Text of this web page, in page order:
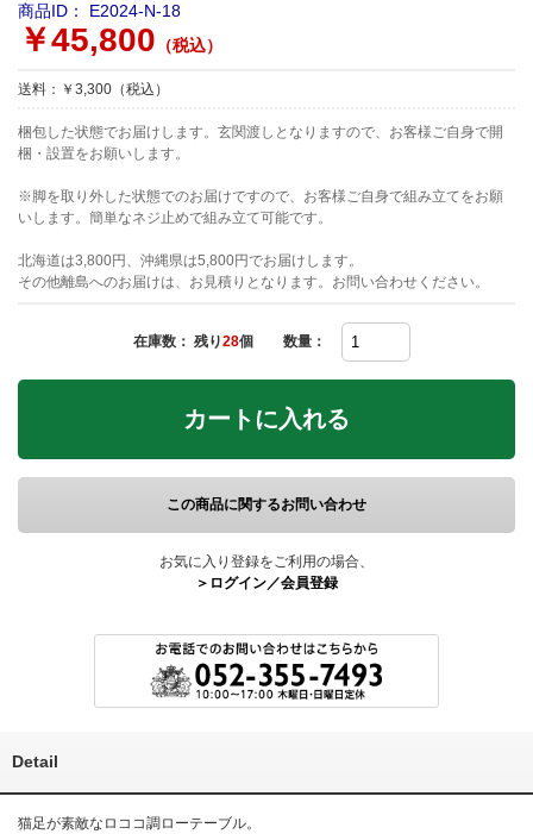
商品ID： E2024-N-18
￥45,800 （税込）
送料：￥3,300（税込）
梱包した状態でお届けします。玄関渡しとなりますので、お客様ご自身で開
梱・設置をお願いします。
※脚を取り外した状態でのお届けですので、お客様ご自身で組み立てをお願
いします。簡単なネジ止めで組み立て可能です。
北海道は3,800円、沖縄県は5,800円でお届けします。
その他離島へのお届けは、お見積りとなります。お問い合わせください。
在庫数： 残り28個 数量：
カートに入れる
この商品に関するお問い合わせ
お気に入り登録をご利用の場合、
＞ログイン／会員登録
Detail
猫足が素敵なロココ調ローテーブル。